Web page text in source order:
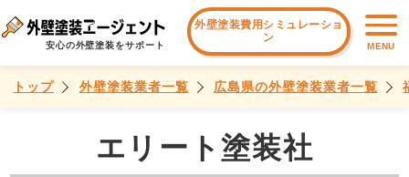
安心の外壁塗装をサポート
外壁塗装費用シミュレーショ
ン
MENU
トップ 外壁塗装業者一覧 広島県の外壁塗装業者一覧
エリート塗装社